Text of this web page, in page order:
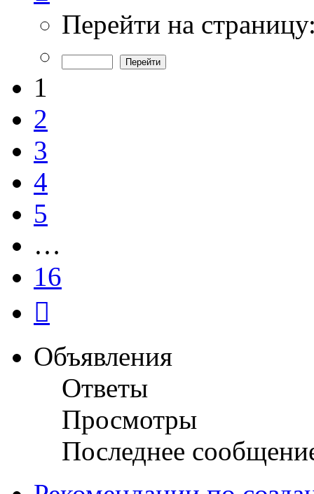
Перейти на
1
2
3
4
5
…
16
Объявления
Ответы
Просмотры
Последнее